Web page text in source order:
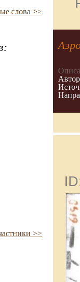
слова >>
>>